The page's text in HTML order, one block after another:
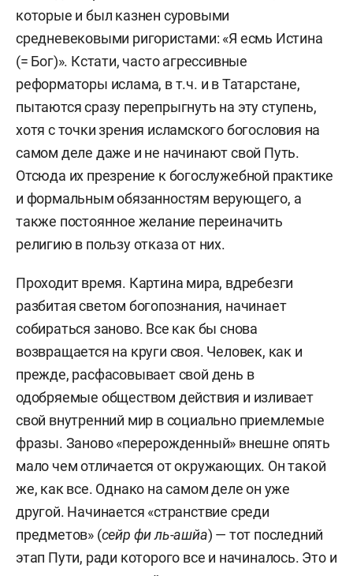
которые и был казнен суровыми
средневековыми ригористами: «Я есмь Истина
(= Бог)». Кстати, часто агрессивные
реформаторы ислама, в т.ч. и в Татарстане,
пытаются сразу перепрыгнуть на эту ступень,
хотя с точки зрения исламского богословия на
самом деле даже и не начинают свой Путь.
Отсюда их презрение к богослужебной практике
и формальным обязанностям верующего, а
также постоянное желание переиначить
религию в пользу отказа от них.
Проходит время. Картина мира, вдребезги
разбитая светом богопознания, начинает
собираться заново. Все как бы снова
возвращается на круги своя. Человек, как и
прежде, расфасовывает свой день в
одобряемые обществом действия и изливает
свой внутренний мир в социально приемлемые
фразы. Заново «перерожденный» внешне опять
мало чем отличается от окружающих. Он такой
же, как все. Однако на самом деле он уже
другой. Начинается «странствие среди
предметов» (сейр фи ль-ашйа) — тот последний
этап Пути, ради которого все и начиналось. Это и